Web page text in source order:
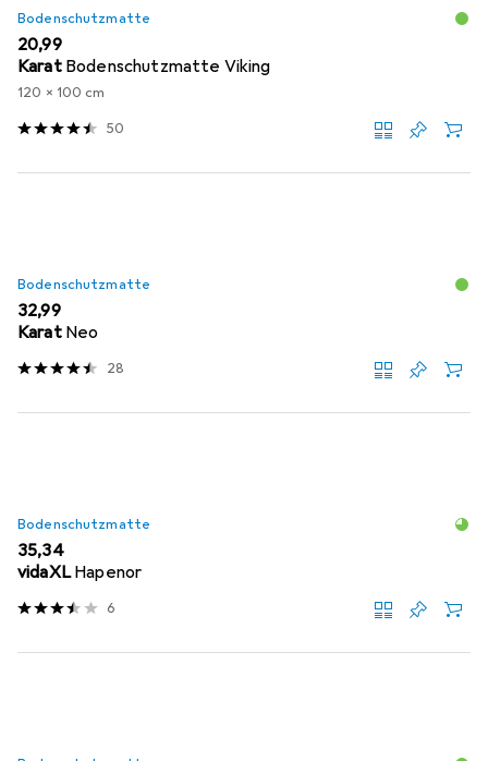
Bodenschutzmatte
EUR
20,99
Karat Bodenschutzmatte Viking
120 x 100 cm
50
Bodenschutzmatte
EUR
32,99
Karat Neo
28
Bodenschutzmatte
EUR
35,34
vidaXL Hapenor
6